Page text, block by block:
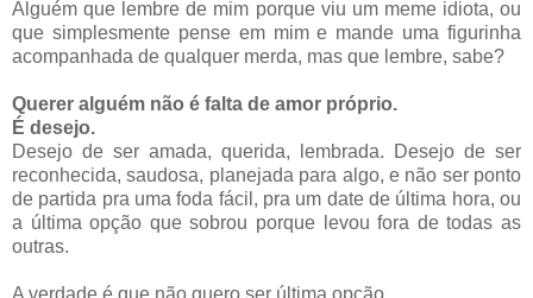
Alguém que lembre de mim porque viu um meme idiota, ou
que simplesmente pense em mim e mande uma figurinha
acompanhada de qualquer merda, mas que lembre, sabe?
Querer alguém não é falta de amor próprio.
É desejo.
Desejo de ser amada, querida, lembrada. Desejo de ser
reconhecida, saudosa, planejada para algo, e não ser ponto
de partida pra uma foda fácil, pra um date de última hora, ou
a última opção que sobrou porque levou fora de todas as
outras.